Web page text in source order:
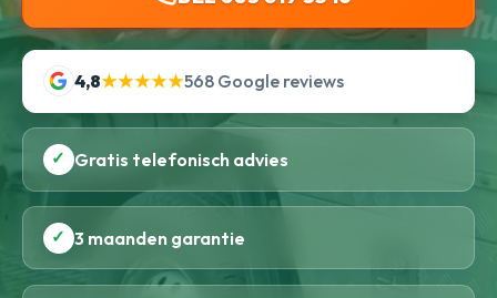
4,8★★★★★568 Google reviews
✓ Gratis telefonisch advies
✓ 3 maanden garantie